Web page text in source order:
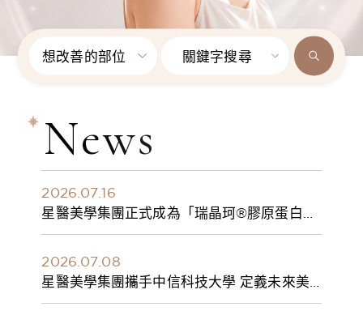
想改善的部位 關鍵字搜尋
News
2026.07.16
星醫美學集團正式成為「瑞晶珂®膠原蛋白植
入劑」台灣獨家總代理
2026.07.08
星醫美學集團攜手中信科技大學 定義未來美
學人才新標準 建構健康美學產學共育模式 串